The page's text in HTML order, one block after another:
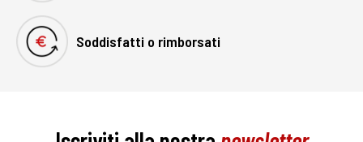
Soddisfatti o rimborsati